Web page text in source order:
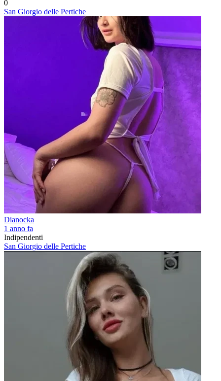
0
San Giorgio delle Pertiche
Dianocka
1 anno fa
Indipendenti
San Giorgio delle Pertiche